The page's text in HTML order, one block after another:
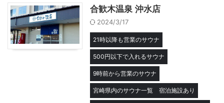
合歓木温泉 沖水店
2024/3/17
21時以降も営業のサウナ
500円以下で入れるサウナ
9時前から営業のサウナ
宮崎県内のサウナ一覧 宿泊施設あり